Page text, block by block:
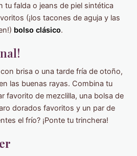
tu falda o jeans de piel sintética
(¡los tacones de aguja y las
bolso clásico.
brisa o una tarde fría de otoño,
las buenas rayas. Combina tu
favorito de mezclilla, una bolsa de
dorados favoritos y un par de
el frío? ¡Ponte tu trinchera!